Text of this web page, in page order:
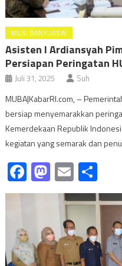
MUSI BANYUASIN
Asisten I Ardiansyah
Persiapan Peringatan
Juli 31, 2025 Suh
MUBA|KabarRI.com, –
bersiap menyemarakkan
Kemerdekaan Republik
kegiatan yang semarak dan
Facebook
Mastodon
Email